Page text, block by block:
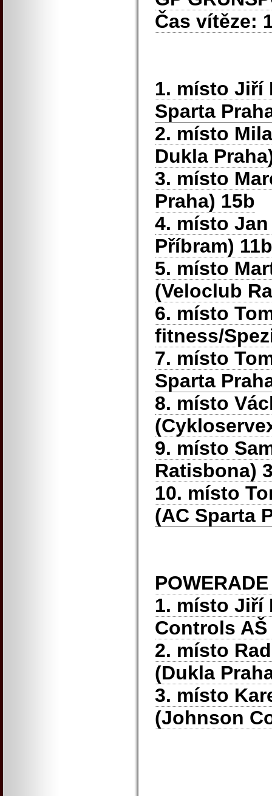
Čas vítěze:
1. místo Jiří
Sparta
2. místo
Dukla
3. místo
Praha) 15b
4. místo
Příbram) 11b
5. místo
(Veloclub
6. místo
fitness/
7. místo
Sparta
8. místo
9. místo
Ratisbona)
10. místo
(AC Sparta
1. místo Jiří
Controls AŠ
2. místo
(Dukla
3. místo
(Johnson